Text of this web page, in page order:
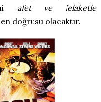
afet ve felaketle
doğrusu olacaktır.